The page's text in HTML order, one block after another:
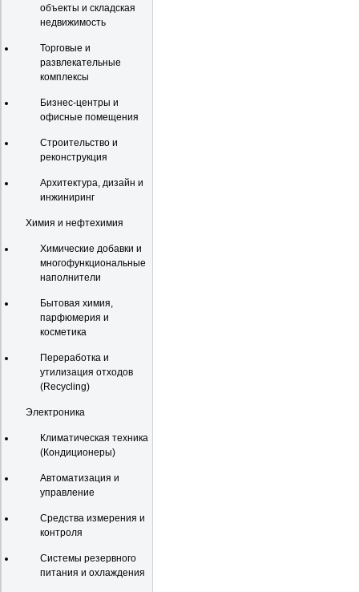
объекты и складская
недвижимость
Торговые и
развлекательные
комплексы
Бизнес-центры и
офисные помещения
Строительство и
реконструкция
Архитектура, дизайн и
инжиниринг
Химия и нефтехимия
Химические добавки и
многофункциональные
наполнители
Бытовая химия,
парфюмерия и
косметика
Переработка и
утилизация отходов
(Recycling)
Электроника
Климатическая техника
(Кондиционеры)
Автоматизация и
управление
Средства измерения и
контроля
Системы резервного
питания и охлаждения